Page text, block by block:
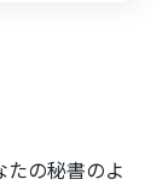
の秘書のよ